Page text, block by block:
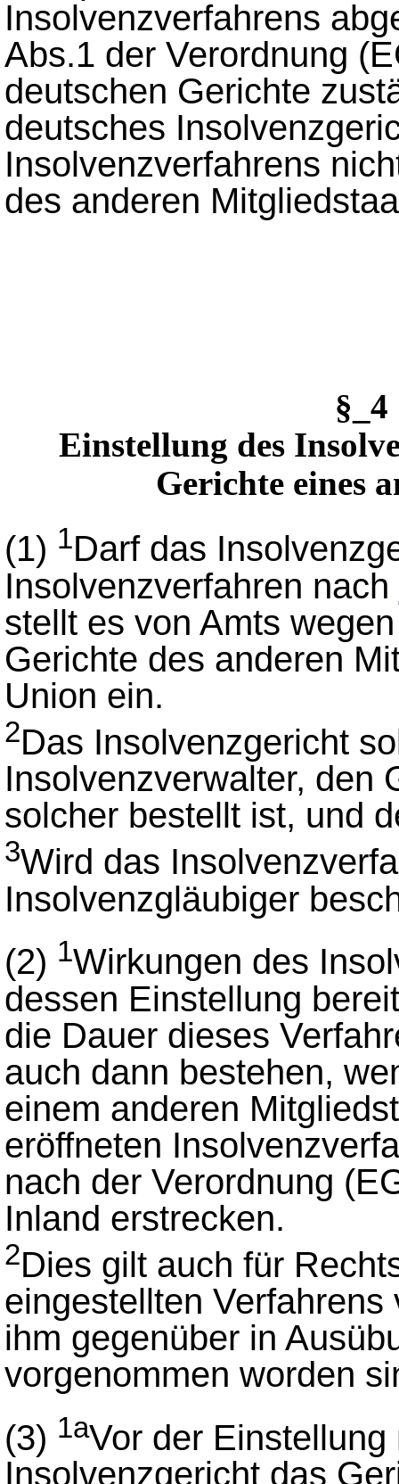
Insolvenzverfahrens
Abs.1 der Verordnung
deutschen Gerichte
deutsches
Insolvenzverfahrens
des anderen
Einstellung des
Gerichte eines
(1) 1Darf das
Insolvenzverfahren nach
stellt es von Amts
Gerichte des anderen
Union ein.
2Das Insolvenzgericht
Insolvenzverwalter, den
solcher bestellt ist, und
3Wird das
Insolvenzgläubiger
(2) 1Wirkungen des
dessen Einstellung
die Dauer dieses
auch dann bestehen,
einem anderen
eröffneten
nach der Verordnung
Inland erstrecken.
2Dies gilt auch für
eingestellten
ihm gegenüber in
vorgenommen worden
(3) 1aVor der
Insolvenzgericht das